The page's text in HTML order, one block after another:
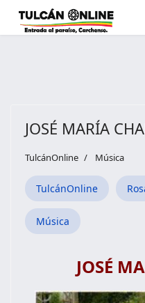
JOSÉ MARÍA
TulcánOnline Música
TulcánOnline
Música
JOSÉ